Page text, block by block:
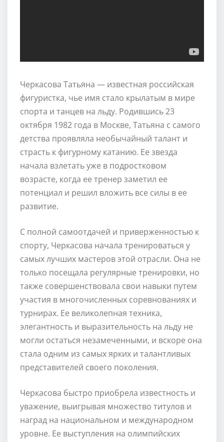
Черкасова Татьяна — известная российская
фигуристка, чье имя стало крылатым в мире
спорта и танцев на льду. Родившись 23
октября 1982 года в Москве, Татьяна с самого
детства проявляла необычайный талант и
страсть к фигурному катанию. Ее звезда
начала взлетать уже в подростковом
возрасте, когда ее тренер заметил ее
потенциал и решил вложить все силы в ее
развитие.
С полной самоотдачей и приверженностью к
спорту, Черкасова начала тренироваться у
самых лучших мастеров этой отрасли. Она не
только посещала регулярные тренировки, но
также совершенствовала свои навыки путем
участия в многочисленных соревнованиях и
турнирах. Ее великолепная техника,
элегантность и выразительность на льду не
могли остаться незамеченными, и вскоре она
стала одним из самых ярких и талантливых
представителей своего поколения.
Черкасова быстро приобрела известность и
уважение, выигрывая множество титулов и
наград на национальном и международном
уровне. Ее выступления на олимпийских